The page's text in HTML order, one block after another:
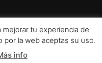
se cita fuente.
y cookies
mejorar tu experiencia de
por la web aceptas su uso.
info